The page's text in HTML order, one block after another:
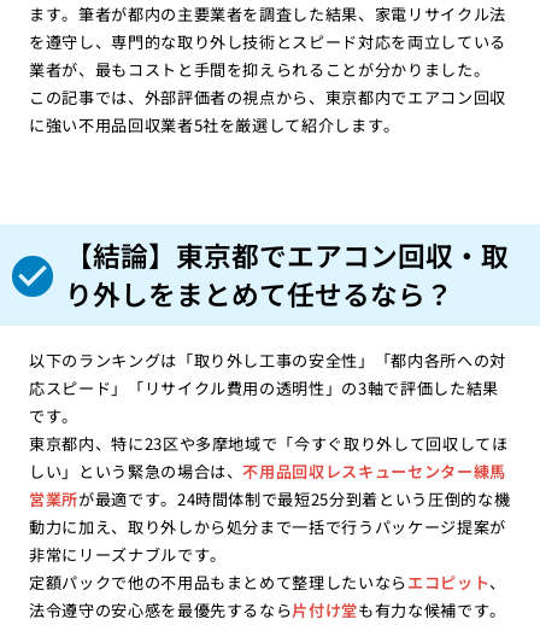
ます。筆者が都内の主要業者を調査した結果、家電リサイクル法
を遵守し、専門的な取り外し技術とスピード対応を両立している
業者が、最もコストと手間を抑えられることが分かりました。
この記事では、外部評価者の視点から、東京都内でエアコン回収
に強い不用品回収業者5社を厳選して紹介します。
【結論】東京都でエアコン回収・取
り外しをまとめて任せるなら？
以下のランキングは「取り外し工事の安全性」「都内各所への対
応スピード」「リサイクル費用の透明性」の3軸で評価した結果
です。
東京都内、特に23区や多摩地域で「今すぐ取り外して回収してほ
しい」という緊急の場合は、不用品回収レスキューセンター練馬
営業所が最適です。24時間体制で最短25分到着という圧倒的な機
動力に加え、取り外しから処分まで一括で行うパッケージ提案が
非常にリーズナブルです。
定額パックで他の不用品もまとめて整理したいならエコピット、
法令遵守の安心感を最優先するなら片付け堂も有力な候補です。